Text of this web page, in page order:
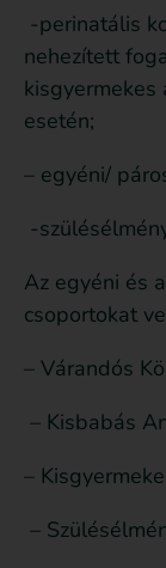
-perinatális
nehezített
kisgyermekes
esetén;
– egyéni/
-
Az egyéni és
csoportokat
– Várandós
– Kisbabás
–
–